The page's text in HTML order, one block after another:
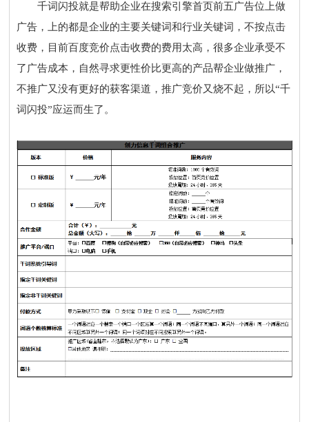
千词闪投就是帮助企业在搜索引擎首页前五广告位上做
广告，上的都是企业的主要关键词和行业关键词，不按点击
收费，目前百度竞价点击收费的费用太高，很多企业承受不
了广告成本，自然寻求更性价比更高的产品帮企业做推广，
不推广又没有更好的获客渠道，推广竞价又烧不起，所以“千
词闪投”应运而生了。